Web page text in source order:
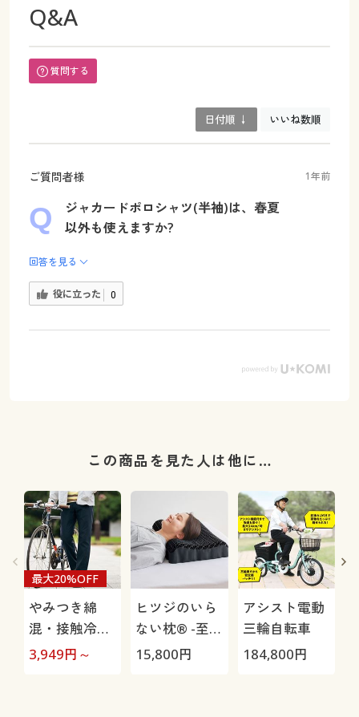
Q&A
質問する
日付順 ↓ いいね数順
ご質問者様 1年前
ジャカードポロシャツ(半袖)は、春夏
以外も使えますか?
回答を見る
役に立った 0
この商品を見た人は他に…
やみつき綿
混・接触冷感
パンツ(ウエス
最大20%OFF
3,949円～
ヒツジのいら
ない枕® -至
極-
15,800円
アシスト電動
三輪自転車
184,800円